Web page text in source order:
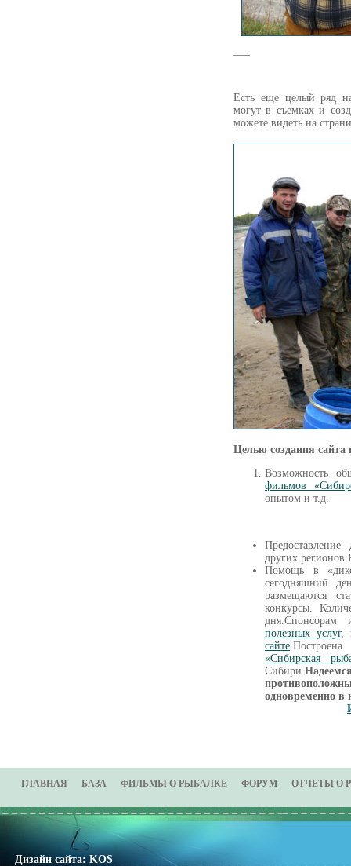
Есть еще целый ряд
могут в съемках и
можете видеть на
Целью создания
Возможность
фильмов
опытом и т.д.
других регионов
Помощь в
сегодняшний
размещаются
конкурсы.
полезных услуг,
сайте
«Сибирская
Сибири.
одновременно в
ГЛАВНАЯ БАЗА ФИЛЬМЫ О РЫБАЛКЕ ФОРУМ ОТЧЕТЫ О
Дизайн сайта: KOS